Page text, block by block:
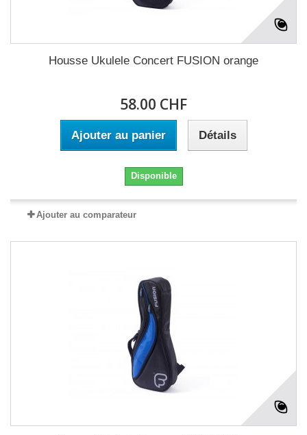
Housse Ukulele Concert FUSION orange
58.00 CHF
Ajouter au panier Détails
Disponible
Ajouter au comparateur